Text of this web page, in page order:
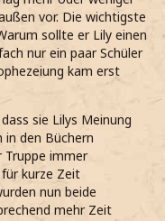
vor. Die wichtigste
sollte er Lily einen
nur ein paar Schüler
kam erst
sie Lilys Meinung
in den Büchern
Truppe immer
kurze Zeit
nun beide
mehr Zeit